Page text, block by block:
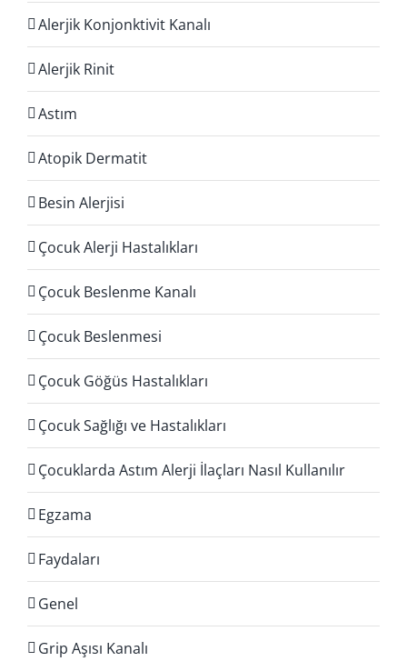
Alerjik Konjonktivit Kanalı
Alerjik Rinit
Astım
Atopik Dermatit
Besin Alerjisi
Çocuk Alerji Hastalıkları
Çocuk Beslenme Kanalı
Çocuk Beslenmesi
Çocuk Göğüs Hastalıkları
Çocuk Sağlığı ve Hastalıkları
Çocuklarda Astım Alerji İlaçları Nasıl Kullanılır
Egzama
Faydaları
Genel
Grip Aşısı Kanalı